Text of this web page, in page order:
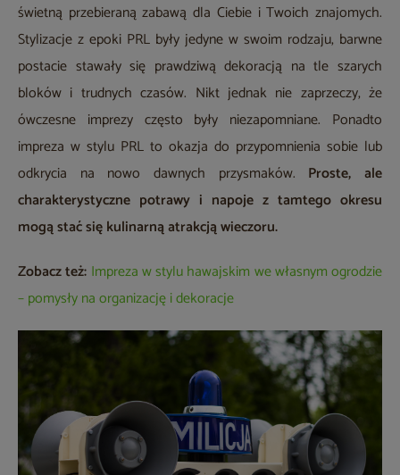
świetną przebieraną zabawą dla Ciebie i Twoich znajomych.
Stylizacje z epoki PRL były jedyne w swoim rodzaju, barwne
postacie stawały się prawdziwą dekoracją na tle szarych
bloków i trudnych czasów. Nikt jednak nie zaprzeczy, że
ówczesne imprezy często były niezapomniane. Ponadto
impreza w stylu PRL to okazja do przypomnienia sobie lub
odkrycia na nowo dawnych przysmaków. Proste, ale
charakterystyczne potrawy i napoje z tamtego okresu
mogą stać się kulinarną atrakcją wieczoru.
Zobacz też: Impreza w stylu hawajskim we własnym ogrodzie
– pomysły na organizację i dekoracje